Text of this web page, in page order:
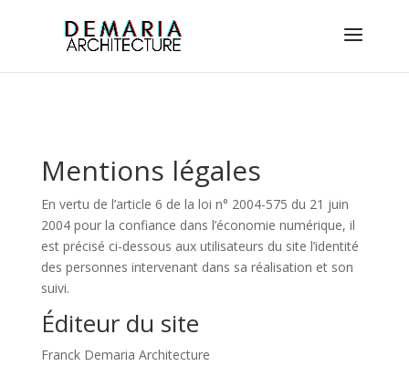
Mentions légales
En vertu de l’article 6 de la loi n° 2004-575 du 21 juin
2004 pour la confiance dans l’économie numérique, il
est précisé ci-dessous aux utilisateurs du site l’identité
des personnes intervenant dans sa réalisation et son
suivi.
Éditeur du site
Franck Demaria Architecture